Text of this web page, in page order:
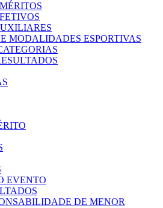
MODALIDADES ESPORTIVAS
EVENTO
DE MENOR